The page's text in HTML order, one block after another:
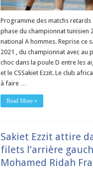
Programme des matchs
phase du championnat tunisien
national A hommes. Reprise ce
2021 , du championnat avec au
choc dans la poule D entre les
et le CSSakiet Ezzit. Le club
à faire …
Read More »
Sakiet Ezzit attire
filets l’arrière
Mohamed Ridah